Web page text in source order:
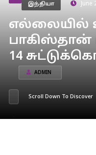
இந்தியா June
எல்லையில்
14
ADMIN
Scroll Down To Discover